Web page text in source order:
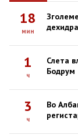
18
мин
1
ч
Слета
Бодрум
3
ч
Во